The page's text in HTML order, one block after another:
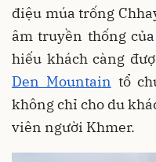
điệu múa trống
âm truyền thống
hiếu khách càng
Den Mountain tổ
không chỉ cho du
viên người Khmer.